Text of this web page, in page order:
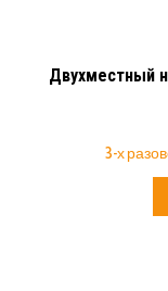
Двухместный
3-х